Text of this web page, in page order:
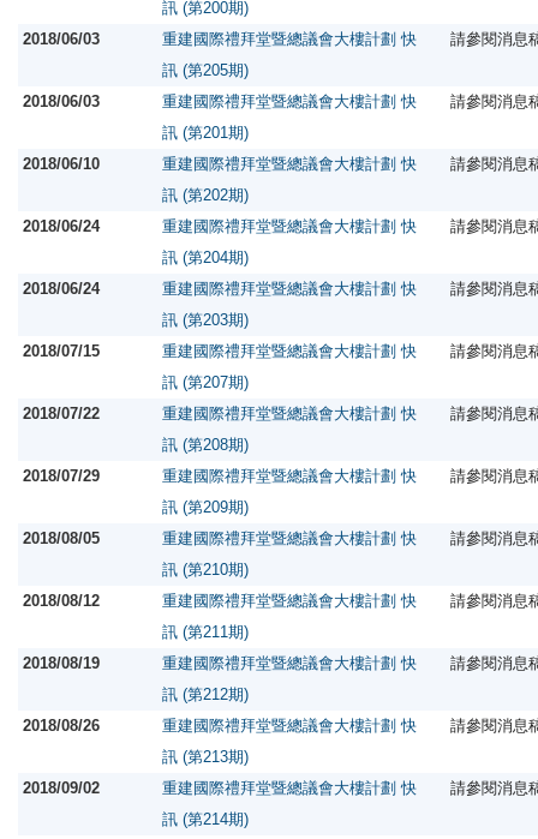
訊 (第200期)
2018/06/03
重建國際禮拜堂暨總議會大樓計劃 快
訊 (第205期)
請參閱消息
2018/06/03
重建國際禮拜堂暨總議會大樓計劃 快
訊 (第201期)
請參閱消息
2018/06/10
重建國際禮拜堂暨總議會大樓計劃 快
訊 (第202期)
請參閱消息
2018/06/24
重建國際禮拜堂暨總議會大樓計劃 快
訊 (第204期)
請參閱消息
2018/06/24
重建國際禮拜堂暨總議會大樓計劃 快
訊 (第203期)
請參閱消息
2018/07/15
重建國際禮拜堂暨總議會大樓計劃 快
訊 (第207期)
請參閱消息
2018/07/22
重建國際禮拜堂暨總議會大樓計劃 快
訊 (第208期)
請參閱消息
2018/07/29
重建國際禮拜堂暨總議會大樓計劃 快
訊 (第209期)
請參閱消息
2018/08/05
重建國際禮拜堂暨總議會大樓計劃 快
訊 (第210期)
請參閱消息
2018/08/12
重建國際禮拜堂暨總議會大樓計劃 快
訊 (第211期)
請參閱消息
2018/08/19
重建國際禮拜堂暨總議會大樓計劃 快
訊 (第212期)
請參閱消息
2018/08/26
重建國際禮拜堂暨總議會大樓計劃 快
訊 (第213期)
請參閱消息
2018/09/02
重建國際禮拜堂暨總議會大樓計劃 快
訊 (第214期)
請參閱消息